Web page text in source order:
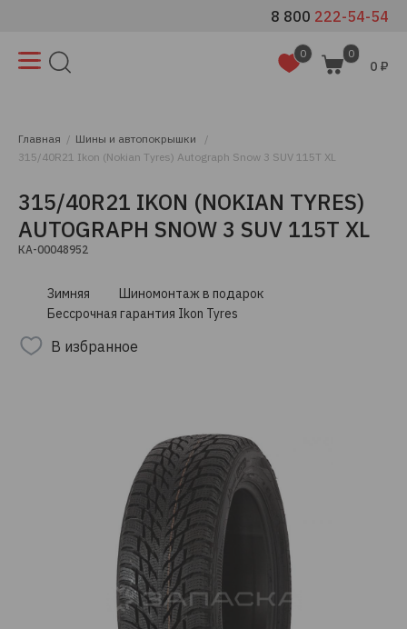
8 800 222-54-54
0 0
0 ₽
Главная
Шины и автопокрышки
315/40R21 Ikon (Nokian Tyres) Autograph Snow 3 SUV 115T XL
315/40R21 IKON (NOKIAN TYRES)
AUTOGRAPH SNOW 3 SUV 115T XL
КА-00048952
Зимняя
Шиномонтаж в подарок
Бессрочная гарантия Ikon Tyres
В избранное